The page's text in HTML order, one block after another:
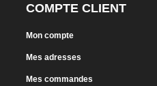
COMPTE CLIENT
Mon compte
Mes adresses
Mes commandes